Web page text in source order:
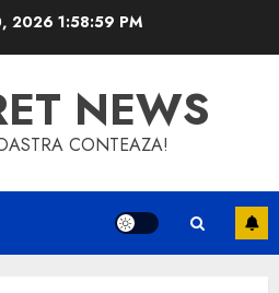
2026 1:59:00 PM
NEWS
CONTEAZA!